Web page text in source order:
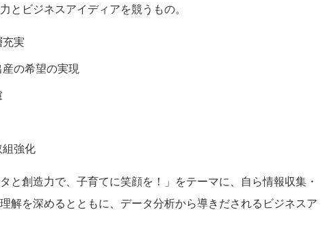
とビジネスアイディアを競うもの。
実
の希望の実現
強化
と創造力で、子育てに笑顔を！」をテーマに、自ら情報収集・
解を深めるとともに、データ分析から導きだされるビジネスア